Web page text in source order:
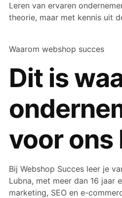
Leren van ervaren
theorie, maar met kennis uit
Waarom webshop succes
Dit is
voor ons
Bij Webshop Succes leer je
Lubna, met meer dan 16 jaar
marketing, SEO en e-